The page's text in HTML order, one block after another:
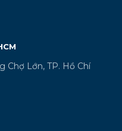
Chợ Lớn, TP. Hồ Chí